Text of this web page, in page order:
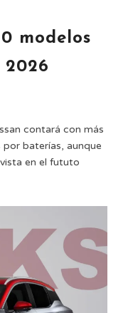
modelos
2026
contará con más
baterías, aunque
en el fututo